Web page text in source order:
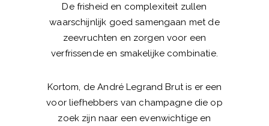
De frisheid en complexiteit zullen
waarschijnlijk goed samengaan met de
zeevruchten en zorgen voor een
verfrissende en smakelijke combinatie.
Kortom, de André Legrand Brut is er een
voor liefhebbers van champagne die op
zoek zijn naar een evenwichtige en